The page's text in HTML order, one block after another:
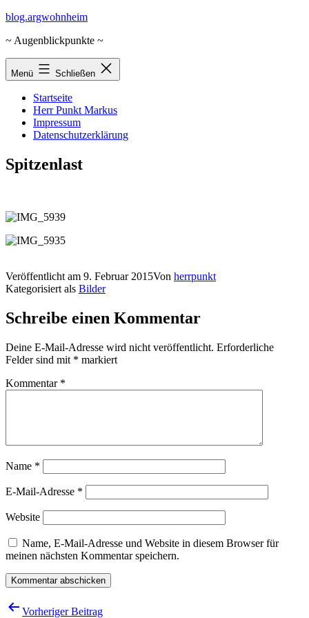
Zum
springen
blog.argwohnheim
~ Augenblickpunkte ~
Menü Schließen
Startseite
Herr Punkt Markus
Impressum
Datenschutzerklärung
Spitzenlast
Veröffentlicht am 9. Februar 2015Von herrpunkt
Kategorisiert als Bilder
Schreibe einen Kommentar
Deine E-Mail-Adresse wird nicht veröffentlicht. Erforderliche
Felder sind mit * markiert
Kommentar *
Name *
E-Mail-Adresse *
Website
Name, E-Mail-Adresse und Website in diesem Browser für
meinen nächsten Kommentar speichern.
Beitragsnavigation
Vorheriger Beitrag